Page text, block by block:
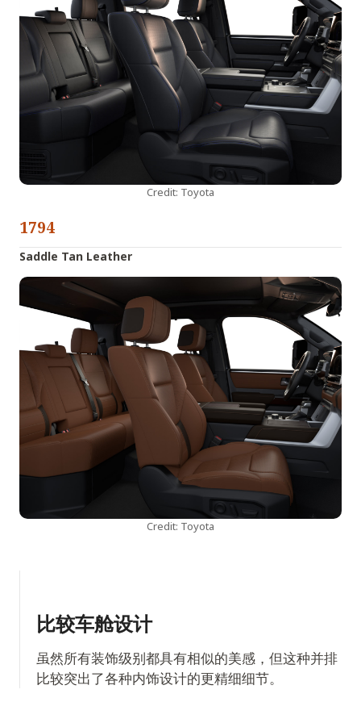
Credit: Toyota
1794
Saddle Tan Leather
Credit: Toyota
比较车舱设计
虽然所有装饰级别都具有相似的美感，但这种并排
比较突出了各种内饰设计的更精细细节。